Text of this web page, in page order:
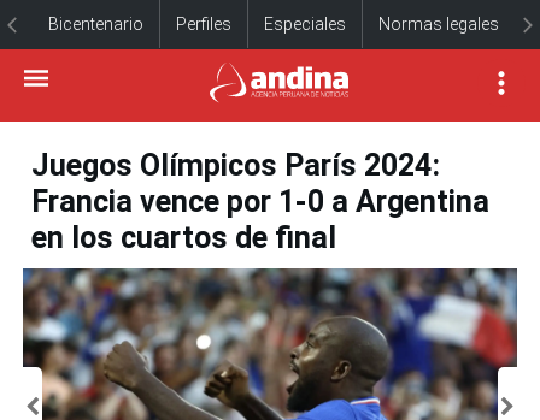
Bicentenario Perfiles Especiales Normas legales
Juegos Olímpicos París 2024:
Francia vence por 1-0 a Argentina
en los cuartos de final